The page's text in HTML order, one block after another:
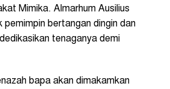
Mimika. Almarhum Ausilius
pemimpin bertangan dingin dan
tenaganya demi
bapa akan dimakamkan